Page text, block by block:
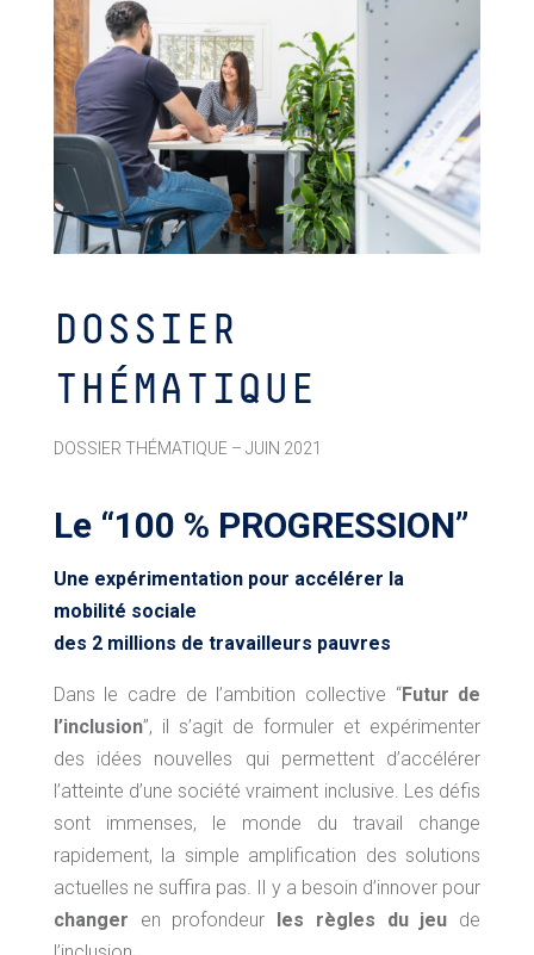
DOSSIER
THÉMATIQUE
DOSSIER THÉMATIQUE – JUIN 2021
Le “100 % PROGRESSION”
Une expérimentation pour accélérer la
mobilité sociale
des 2 millions de travailleurs pauvres
Dans le cadre de l’ambition collective “Futur de
l’inclusion”, il s’agit de formuler et expérimenter
des idées nouvelles qui permettent d’accélérer
l’atteinte d’une société vraiment inclusive. Les défis
sont immenses, le monde du travail change
rapidement, la simple amplification des solutions
actuelles ne suffira pas. Il y a besoin d’innover pour
changer en profondeur les règles du jeu de